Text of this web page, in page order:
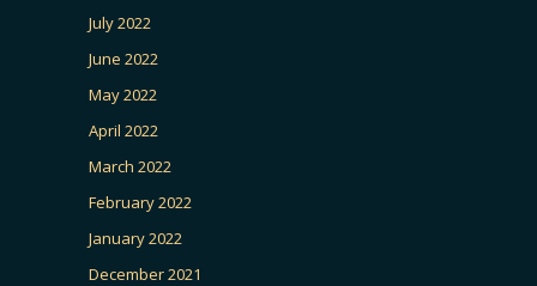
July 2022
June 2022
May 2022
April 2022
March 2022
February 2022
January 2022
December 2021